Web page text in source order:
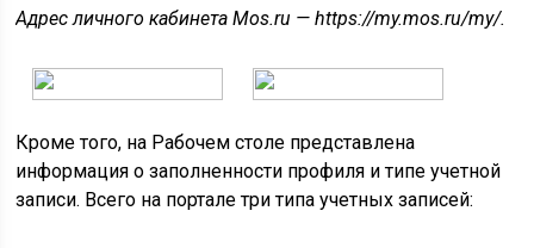
Адрес личного кабинета Mos.ru — https://my.mos.ru/my/.
Кроме того, на Рабочем столе представлена
информация о заполненности профиля и типе учетной
записи. Всего на портале три типа учетных записей: